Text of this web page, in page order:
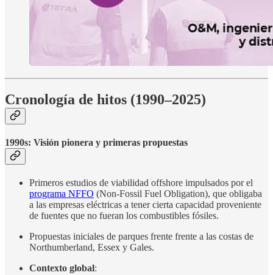
Cronología de hitos (1990–2025)
1990s: Visión pionera y primeras propuestas
Primeros estudios de viabilidad offshore impulsados por el
programa NFFO (Non-Fossil Fuel Obligation), que obligaba
a las empresas eléctricas a tener cierta capacidad proveniente
de fuentes que no fueran los combustibles fósiles.
Propuestas iniciales de parques frente frente a las costas de
Northumberland, Essex y Gales.
Contexto global: